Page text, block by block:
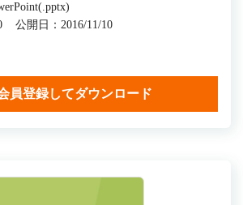
公開日：2016/11/10
員登録してダウンロード